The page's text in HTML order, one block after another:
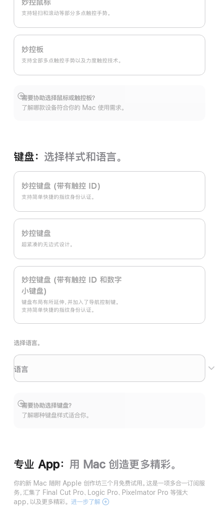
妙控鼠标
支持轻扫和滚动等部分多点触控手势。
妙控板
支持全部多点触控手势以及力度触控技术。
需要协助选择鼠标或触控板？
了解哪款设备符合你的 Mac 使用需求。
展
开
键盘： 选择样式和语言。
妙控键盘 (带有触控 ID)
支持简单快捷的指纹身份认证。
妙控键盘
超紧凑的无边式设计。
妙控键盘 (带有触控 ID 和数字
小键盘)
键盘布局有所延伸，并加入了导航控制键。
支持简单快捷的指纹身份认证。
选择语言。
语言
需要协助选择键盘？
了解哪种键盘样式适合你。
展
开
专业 App： 用 Mac 创造更多精彩。
你的新 Mac 随附 Apple 创作坊三个月免费试用。这是一项多合一订阅服
务，汇集了 Final Cut Pro、Logic Pro、Pixelmator Pro 等强大
app，以及更多精彩。 进一步了解 Apple